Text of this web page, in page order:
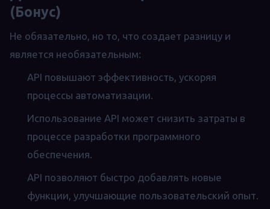
(Бонус)
Не обязательно, но то, что создает разницу и
является необязательным:
API повышают эффективность, ускоряя
процессы автоматизации.
Использование API может снизить затраты в
процессе разработки программного
обеспечения.
API позволяют быстро добавлять новые
функции, улучшающие пользовательский опыт.